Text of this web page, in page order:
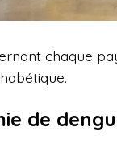
chaque
de